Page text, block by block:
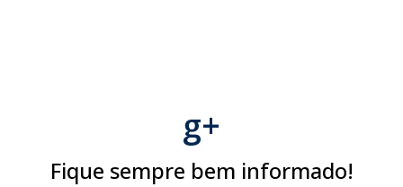
g+
Fique sempre bem informado!